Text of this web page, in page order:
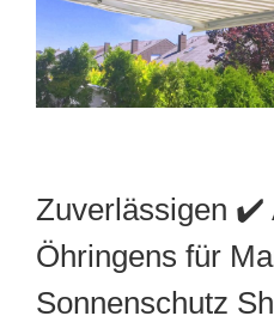
Zuverlässigen ✔️
Öhringens für
Sonnenschutz